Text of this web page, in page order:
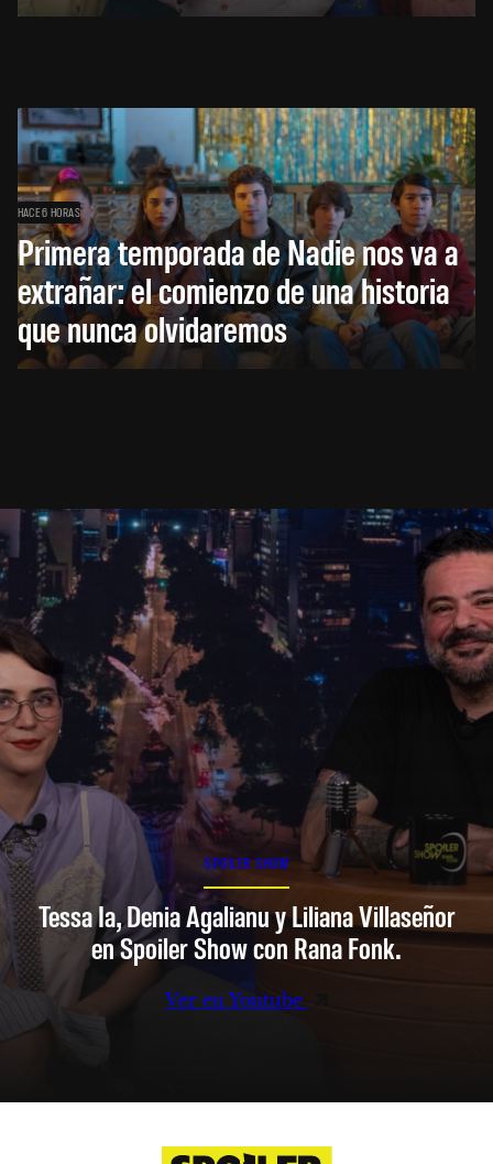
HACE 6 HORAS
Primera temporada de Nadie nos va a
extrañar: el comienzo de una historia
que nunca olvidaremos
SPOILER SHOW
Tessa Ia, Denia Agalianu y Liliana Villaseñor
en Spoiler Show con Rana Fonk.
Ver en Youtube